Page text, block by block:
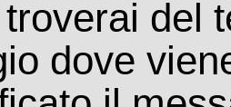
del
dove